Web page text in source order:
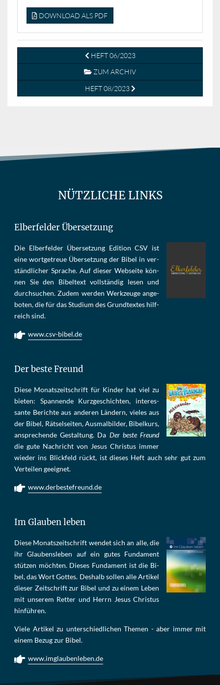
DOWNLOAD ALS PDF
HEFT 06/2023
ZUM ARCHIV
HEFT 08/2023
NÜTZLICHE LINKS
Elberfelder Übersetzung
Die Elber­fel­der Über­set­zung Edi­tion CSV ist
eine wort­ge­treue Über­set­zung der Bi­bel in ver­
ständ­li­cher Spra­che. Auf die­ser Web­sei­te kön­
nen Sie den Bi­bel­text voll­stän­dig le­sen und
durch­su­chen. Zu­dem wer­den Werk­zeu­ge an­ge­
bo­ten, die für das Stu­di­um des Grund­tex­tes hilf­
reich sind.
www.csv-bibel.de
Der beste Freund
Die­se Mo­nats­zeit­schrift für Kin­der hat viel zu
bie­ten: Span­nen­de Kurz­ge­schich­ten, in­te­res­
san­te Be­rich­te aus an­de­ren Län­dern, vie­les aus
der Bi­bel, Rät­sel­sei­ten, Aus­mal­bil­der, Bi­bel­kurs,
an­sprech­ende Ge­stal­tung. Da Der beste Freund
die gu­te Nach­richt von Je­sus Chris­tus im­mer
wie­der ins Blick­feld rückt, ist die­ses Heft auch sehr gut zum
Ver­tei­len ge­eig­net.
www.derbestefreund.de
Im Glauben leben
Die­se Mo­nats­zeit­schrift wen­det sich an alle, die
ihr Glau­bens­le­ben auf ein gu­tes Fun­da­ment
stüt­zen möch­ten. Die­ses Fun­da­ment ist die Bi­
bel, das Wort Got­tes. Des­halb sol­len al­le Ar­ti­kel
die­ser Zeit­schrift zur Bi­bel und zu ei­nem Le­ben
mit un­se­rem Ret­ter und Herrn Je­sus Chris­tus
hin­füh­ren.
Viele Artikel zu unterschiedlichen Themen - aber immer mit
einem Bezug zur Bibel.
www.imglaubenleben.de